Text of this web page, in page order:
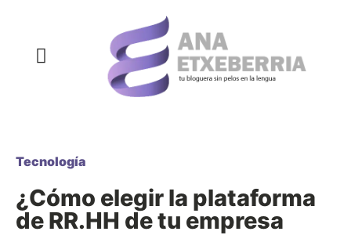
Tecnología
¿Cómo elegir la plataforma
de RR.HH de tu empresa